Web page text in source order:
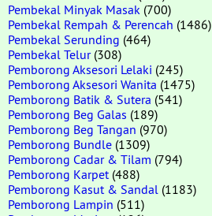
Pembekal Minyak Masak (700)
Pembekal Rempah & Perencah (1486)
Pembekal Serunding (464)
Pembekal Telur(308)
Pemborong Aksesori Lelaki (245)
Pemborong Aksesori Wanita (1475)
Pemborong Batik & Sutera (541)
Pemborong Beg Galas (189)
Pemborong Beg Tangan (970)
Pemborong Bundle (1309)
Pemborong Cadar & Tilam (794)
Pemborong Karpet (488)
Pemborong Kasut & Sandal (1183)
Pemborong Lampin (511)